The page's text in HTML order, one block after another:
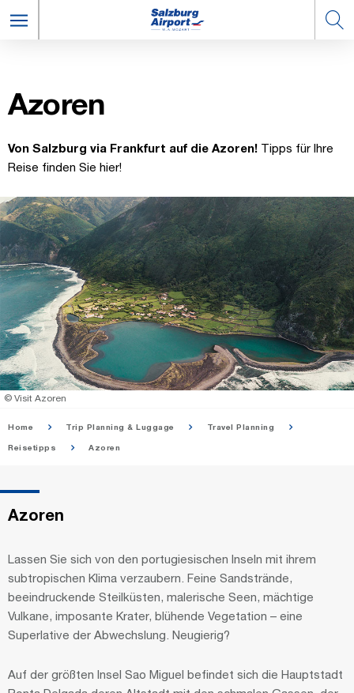
Azoren
Von Salzburg via Frankfurt auf die Azoren! Tipps für Ihre
Reise finden Sie hier!
© Visit Azoren
Home Trip Planning & Luggage Travel Planning
Reisetipps Azoren
Azoren
Lassen Sie sich von den portugiesischen Inseln mit ihrem
subtropischen Klima verzaubern. Feine Sandstrände,
beeindruckende Steilküsten, malerische Seen, mächtige
Vulkane, imposante Krater, blühende Vegetation – eine
Superlative der Abwechslung. Neugierig?
Auf der größten Insel Sao Miguel befindet sich die Hauptstadt